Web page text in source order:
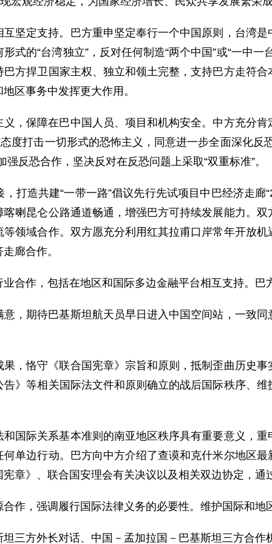
坚定支持。巴方重申坚定奉行一个中国原则，台湾
式的“台湾独立”，反对任何制造“两个中国”或“一中
方捍卫国家主权、独立和领土完整，支持巴方走符
区事务中发挥更大作用。
，保障在巴中国人员、项目和机构安全。中方充分
度打击一切形式的恐怖主义，同意进一步全面深化反
反恐合作，坚决反对在反恐问题上采取“双重标准”。
打造共建“一带一路”倡议先行先试项目中巴经济走廊
喇昆仑公路通道畅通，增强巴方可持续发展能力。
领域合作。双方愿充分利用红其拉甫口岸常年开放
廊合作。
合作，包括在地区和国际多边金融平台相互支持。
，期待巴基斯坦航天员早日进入中国空间站，一致
，恪守《联合国宪章》宗旨和原则，抵制歪曲历史
》等相关国际法文件和原则确立的战后国际秩序、
国际关系基本准则的南亚地区秩序具有重要意义，
单边行动。巴方向中方介绍了查谟和克什米尔地区
章》、联合国安理会有关决议以及相关双边协定，通
作，强调履行国际法律义务的必要性。维护国际和地
三方外长对话、中国－孟加拉国－巴基斯坦三方合作